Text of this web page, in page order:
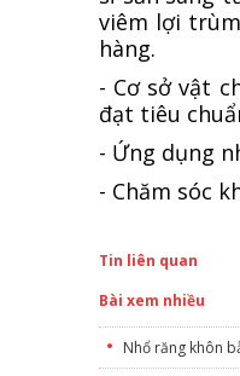
viêm lợi
hàng.
- Cơ sở vật
đạt tiêu
- Ứng dụng
- Chăm sóc
Tin liên quan
Bài xem nhiều
Nhổ răng khôn